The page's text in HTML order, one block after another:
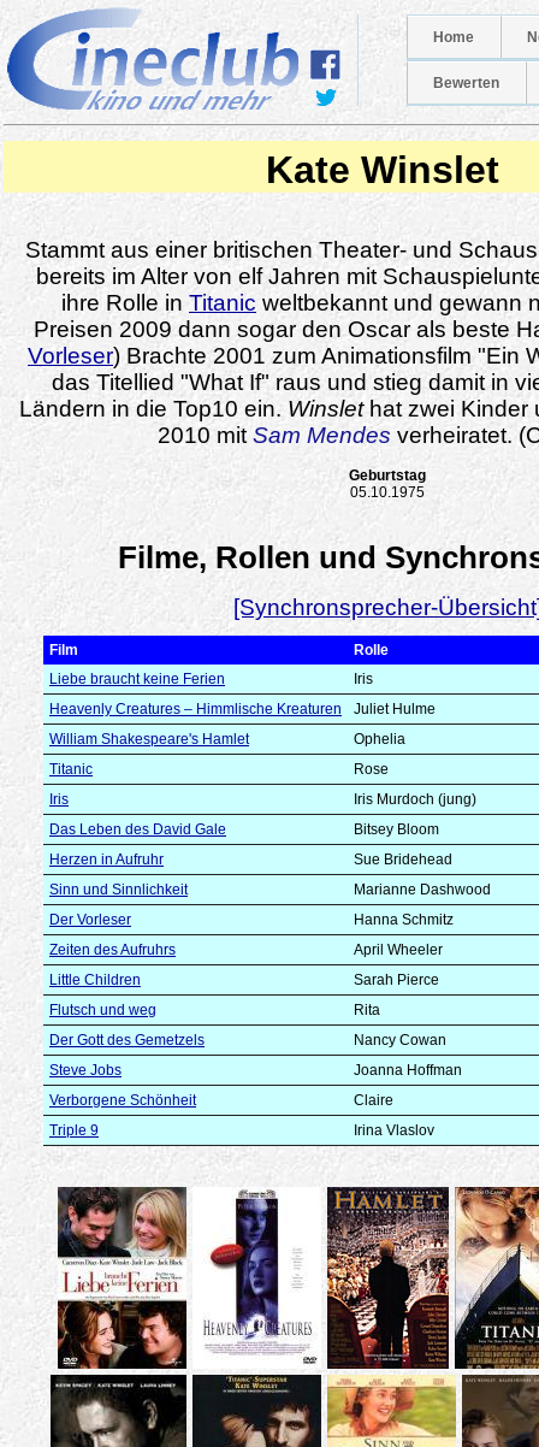
Home
Bewerten
Kate Winslet
Stammt aus einer britischen Theater- und
bereits im Alter von elf Jahren mit
ihre Rolle in Titanic weltbekannt und gewann
Preisen 2009 dann sogar den Oscar als beste
Vorleser) Brachte 2001 zum Animationsfilm "Ein
das Titellied "What If" raus und stieg damit in
Ländern in die Top10 ein. Winslethat zwei Kinder
2010 mitSam Mendes verheiratet.
Geburtstag
05.10.1975
Filme, Rollen und
[Synchronsprecher-
Film
Rolle
Liebe braucht keine Ferien
Iris
Heavenly Creatures – Himmlische Kreaturen
Juliet Hulme
William Shakespeare's Hamlet
Ophelia
Titanic
Rose
Iris
Iris Murdoch (jung)
Das Leben des David Gale
Bitsey Bloom
Herzen in Aufruhr
Sue Bridehead
Sinn und Sinnlichkeit
Marianne Dashwood
Der Vorleser
Hanna Schmitz
Zeiten des Aufruhrs
April Wheeler
Little Children
Sarah Pierce
Flutsch und weg
Rita
Der Gott des Gemetzels
Nancy Cowan
Steve Jobs
Joanna Hoffman
Verborgene Schönheit
Claire
Triple 9
Irina Vlaslov